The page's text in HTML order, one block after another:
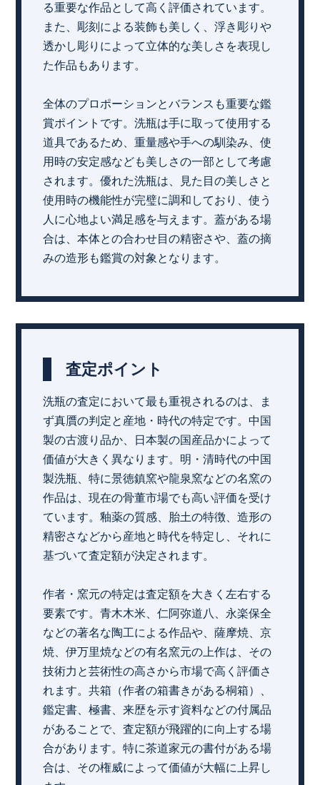
る重要な作品として高く評価されています。
また、彫刻による装飾も美しく、浮き彫りや
透かし彫りによって立体的な美しさを表現し
た作品もあります。
全体のプロポーションとバランスも重要な鑑
賞ポイントです。洗瓶は手に取って使用する
道具であるため、重量感や手への馴染み、使
用時の安定感なども美しさの一部として考慮
されます。優れた洗瓶は、見た目の美しさと
使用時の機能性が完璧に調和しており、使う
人に心地よい満足感を与えます。蓋がある場
合は、本体との合わせ目の精密さや、蓋の摘
みの造形も鑑賞の対象となります。
査定ポイント
洗瓶の査定において最も重視されるのは、ま
ず真贋の判定と産地・時代の特定です。中国
製の古渡り品か、日本製の国産品かによって
価値が大きく異なります。明・清時代の中国
製洗瓶、特に景徳鎮窯や龍泉窯などの名窯の
作品は、現在の骨董市場でも高い評価を受け
ています。釉薬の質感、胎土の特徴、造形の
精密さなどから産地と時代を特定し、それに
基づいて査定額が決定されます。
作者・窯元の特定は査定額を大きく左右する
要素です。青木木米、仁阿弥道八、永楽保全
などの著名な陶工による作品や、薩摩焼、京
焼、伊万里焼などの有名窯元の上作は、その
技術力と芸術性の高さから市場で高く評価さ
れます。共箱（作者の箱書きがある桐箱）、
鑑定書、極書、来歴を示す資料などの付属品
があることで、査定額が飛躍的に向上する場
合があります。特に茶道家元の書付がある場
合は、その権威によって価値が大幅に上昇し